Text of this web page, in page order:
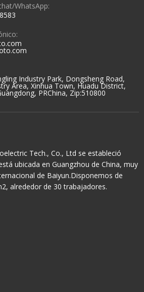
WhatsApp:
Industry Park, Dongsheng Road,
Area, Xinhua Town, Huadu District,
PRChina, Zip:510800
Tech., Co., Ltd se estableció
ubicada en Guangzhou de China, muy
de Baiyun.Disponemos de
alrededor de 30 trabajadores.